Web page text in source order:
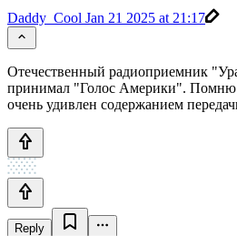
Daddy_Cool Jan 21 2025 at 21:17
Отечественный радиоприемник
принимал "Голос Америки". Помню
очень удивлен содержанием
Reply